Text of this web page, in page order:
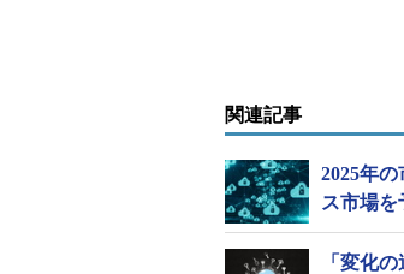
関連記事
2025年
ス市場を
「変化